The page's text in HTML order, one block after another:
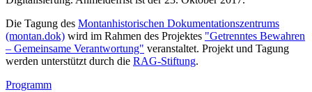
Die Tagung des Montanhistorischen Dokumentationszentrums
(montan.dok) wird im Rahmen des Projektes "Getrenntes Bewahren
– Gemeinsame Verantwortung" veranstaltet. Projekt und Tagung
werden unterstützt durch die RAG-Stiftung.
Programm